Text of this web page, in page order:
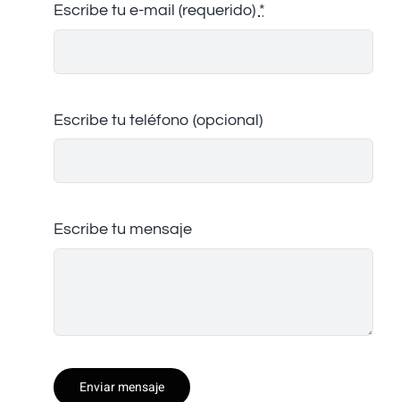
Escribe tu e-mail (requerido) *
Escribe tu teléfono (opcional)
Escribe tu mensaje
Enviar mensaje